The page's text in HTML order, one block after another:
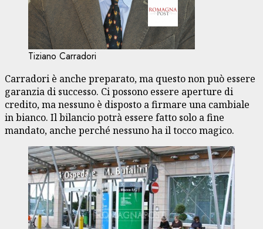
Tiziano Carradori
Carradori è anche preparato, ma questo non può essere
garanzia di successo. Ci possono essere aperture di
credito, ma nessuno è disposto a firmare una cambiale
in bianco. Il bilancio potrà essere fatto solo a fine
mandato, anche perché nessuno ha il tocco magico.